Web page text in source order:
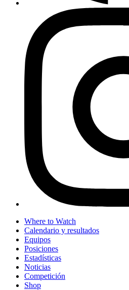
Where to Watch
Calendario y resultados
Equipos
Posiciones
Estadísticas
Noticias
Competición
Shop